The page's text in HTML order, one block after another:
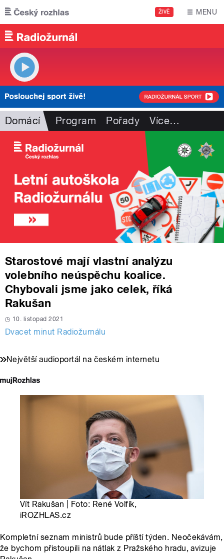
Přejít k hlavnímu obsahu
ŽIVĚ MENU
Domácí Program Pořady Více…
Starostové mají vlastní analýzu
volebního neúspěchu koalice.
Chybovali jsme jako celek, říká
Rakušan
10. listopad 2021
Dvacet minut Radiožurnálu
Největší audioportál na českém internetu
Vít Rakušan | Foto: René Volfík,
iROZHLAS.cz
Kompletní seznam ministrů bude příští týden. Neočekávám,
že bychom přistoupili na nátlak z Pražského hradu, avizuje